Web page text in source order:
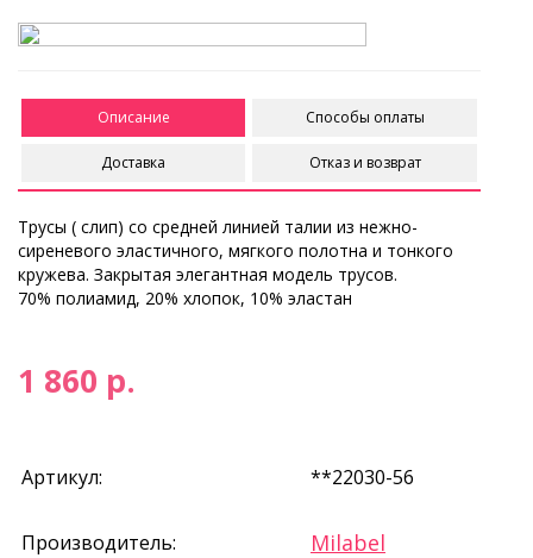
Описание Способы оплаты
Доставка Отказ и возврат
Трусы ( слип) со средней линией талии из нежно-
сиреневого эластичного, мягкого полотна и тонкого
кружева. Закрытая элегантная модель трусов.
70% полиамид, 20% хлопок, 10% эластан
1 860 р.
Артикул: **22030-56
Производитель: Milabel